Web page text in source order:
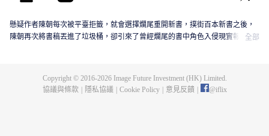
懸疑作者陳朝每次被平臺拒籤，就會選擇爛尾重開新書，撲街百本新書之後，
陳朝再次將書稿丟進了垃圾桶，卻引來了曾經爛尾的書中角色入侵現實報復，
全部
Copyright © 2016-2026Image Future Investment (HK) Limited.
協議與條款
隱私協議 Cookie Policy 意見反饋 @iflix